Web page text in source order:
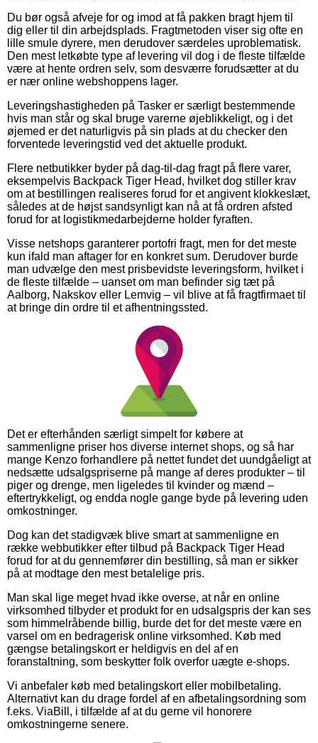
Du bør også afveje for og imod at få pakken bragt hjem til
dig eller til din arbejdsplads. Fragtmetoden viser sig ofte en
lille smule dyrere, men derudover særdeles uproblematisk.
Den mest letkøbte type af levering vil dog i de fleste tilfælde
være at hente ordren selv, som desværre forudsætter at du
er nær online webshoppens lager.
Leveringshastigheden på Tasker er særligt bestemmende
hvis man står og skal bruge varerne øjeblikkeligt, og i det
øjemed er det naturligvis på sin plads at du checker den
forventede leveringstid ved det aktuelle produkt.
Flere netbutikker byder på dag-til-dag fragt på flere varer,
eksempelvis Backpack Tiger Head, hvilket dog stiller krav
om at bestillingen realiseres forud for et angivent klokkeslæt,
således at de højst sandsynligt kan nå at få ordren afsted
forud for at logistikmedarbejderne holder fyraften.
Visse netshops garanterer portofri fragt, men for det meste
kun ifald man aftager for en konkret sum. Derudover burde
man udvælge den mest prisbevidste leveringsform, hvilket i
de fleste tilfælde – uanset om man befinder sig tæt på
Aalborg, Nakskov eller Lemvig – vil blive at få fragtfirmaet til
at bringe din ordre til et afhentningssted.
Det er efterhånden særligt simpelt for købere at
sammenligne priser hos diverse internet shops, og så har
mange Kenzo forhandlere på nettet fundet det uundgåeligt at
nedsætte udsalgspriserne på mange af deres produkter – til
piger og drenge, men ligeledes til kvinder og mænd –
eftertrykkeligt, og endda nogle gange byde på levering uden
omkostninger.
Dog kan det stadigvæk blive smart at sammenligne en
række webbutikker efter tilbud på Backpack Tiger Head
forud for at du gennemfører din bestilling, så man er sikker
på at modtage den mest betalelige pris.
Man skal lige meget hvad ikke overse, at når en online
virksomhed tilbyder et produkt for en udsalgspris der kan ses
som himmelråbende billig, burde det for det meste være en
varsel om en bedragerisk online virksomhed. Køb med
gængse betalingskort er heldigvis en del af en
foranstaltning, som beskytter folk overfor uægte e-shops.
Vi anbefaler køb med betalingskort eller mobilbetaling.
Alternativt kan du drage fordel af en afbetalingsordning som
f.eks. ViaBill, i tilfælde af at du gerne vil honorere
omkostningerne senere.